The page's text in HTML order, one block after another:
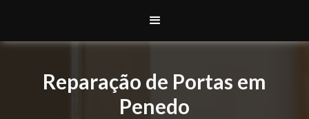
Reparação de Portas em
Penedo